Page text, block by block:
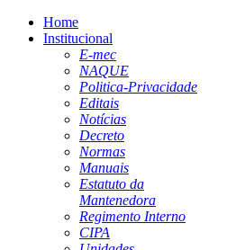
Home
Institucional
E-mec
NAQUE
Politica-Privacidade
Editais
Notícias
Decreto
Normas
Manuais
Estatuto da
Mantenedora
Regimento Interno
CIPA